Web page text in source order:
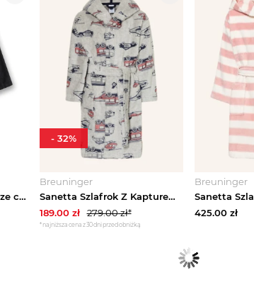
Sanetta Szlafrok w kolorze czarnym rozmiar: 128
Breuninger
Sanetta Szlafrok Z Kapturem grau
189.00zł 279.00zł*
*najniższa cena z 30 dni przed obniżką
- 32%
Breuninger
425.00 zł